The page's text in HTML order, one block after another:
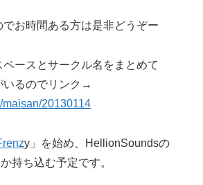
お時間ある方は是非どうぞー
ースとサークル名をまとめて
いるのでリンク→
maisan/20130114
y」を始め、HellionSoundsの
か持ち込む予定です。